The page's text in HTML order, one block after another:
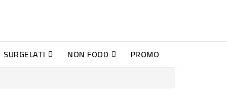
SURGELATI NON FOOD PROMO